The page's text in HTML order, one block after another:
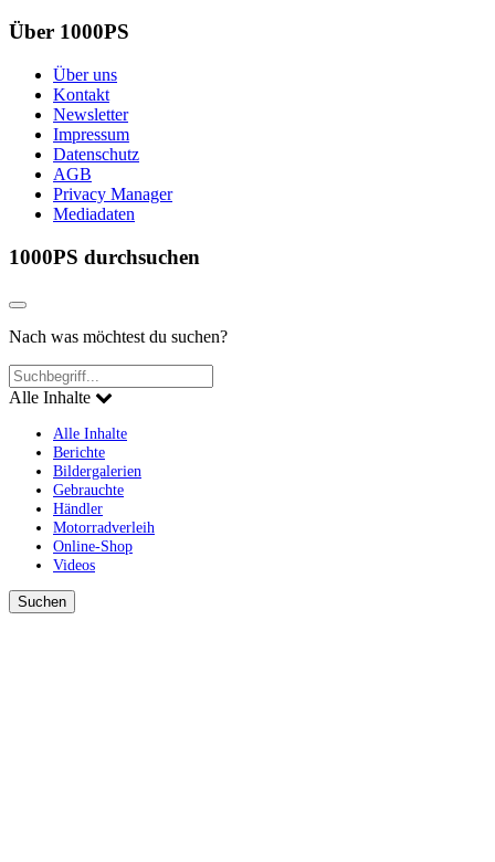
Über 1000PS
Über uns
Kontakt
Newsletter
Impressum
Datenschutz
AGB
Privacy Manager
Mediadaten
1000PS durchsuchen
Nach was möchtest du suchen?
Alle Inhalte
Alle Inhalte
Berichte
Bildergalerien
Gebrauchte
Händler
Motorradverleih
Online-Shop
Videos
Suchen